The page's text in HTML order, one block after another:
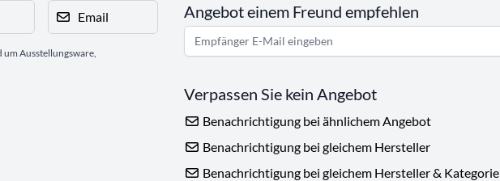
Email
Ausstellungsware,
Angebot einem Freund empfehlen
Verpassen Sie kein Angebot
Benachrichtigung bei ähnlichem Angebot
Benachrichtigung bei gleichem Hersteller
Benachrichtigung bei gleichem Hersteller & Kategorie